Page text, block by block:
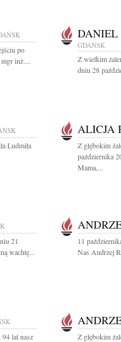
po
inż....
DANIEL
GDAŃSK
Z wielkim
dniu 28
Ludmiła
ALICJA
Z głębokim
października
Mama,...
21
wachtę...
11
Nas Andrzej
lat nasz
Z głębokim